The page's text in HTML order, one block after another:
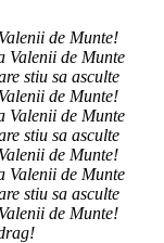
de Munte!
Valenii de Munte
stiu sa asculte
de Munte!
Valenii de Munte
stiu sa asculte
de Munte!
Valenii de Munte
stiu sa asculte
de Munte!